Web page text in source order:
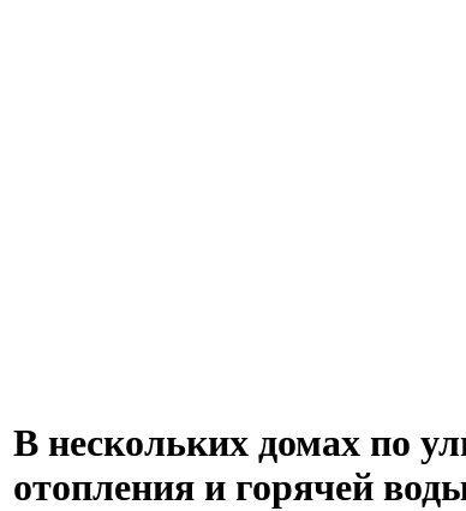
В нескольких домах по
отопления и горячей